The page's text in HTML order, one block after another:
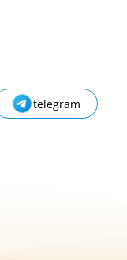
telegram